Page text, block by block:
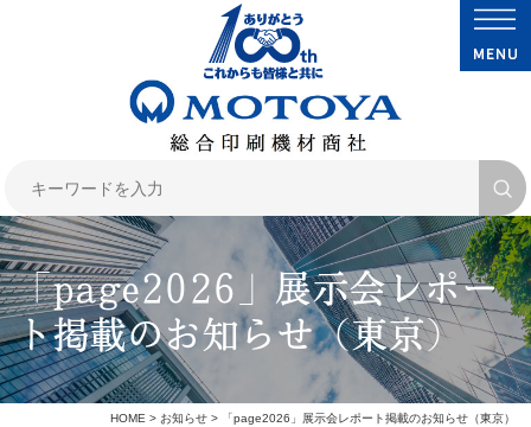
「page2026」展示会レポー
ト掲載のお知らせ（東京）
HOME> お知らせ> 「page2026」展示会レポート掲載のお知らせ（東京）